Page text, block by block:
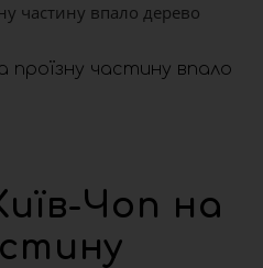
частину впало дерево
Чоп на